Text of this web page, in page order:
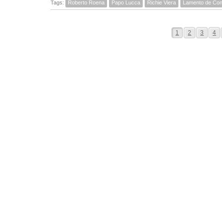
Tags: Roberto Roena Papo Lucca Richie Viera Lamento de
1 2 3 4